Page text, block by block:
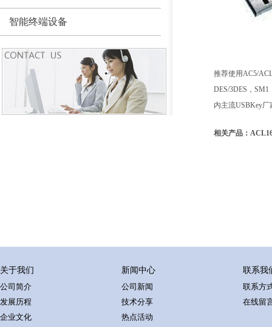
智能终端设备
推荐使用AC5/
DES/3DES，
内主流USBKey
相关产品：
关于我们
公司简介
发展历程
企业文化
新闻中心
公司新闻
技术分享
热点活动
联系我
联系方
在线留